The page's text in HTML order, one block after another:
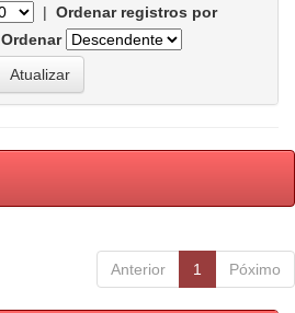
| Ordenar registros por
Ordenar
Anterior 1 Póximo